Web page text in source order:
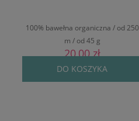
100% bawełna organiczna / od 250
m / od 45 g
20,00 zł
DO KOSZYKA